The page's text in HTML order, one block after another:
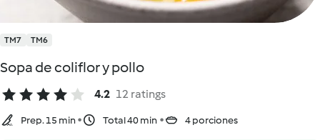
TM7 TM6
Sopa de coliflor y pollo
4.2 12 ratings
Prep. 15 min Total 40 min 4 porciones